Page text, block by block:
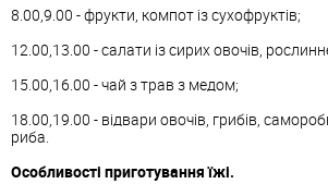
8.00,9.00 - фрукти, компот із сухофруктів;
12.00,13.00 - салати із сирих овочів,
15.00,16.00 - чай ​​з трав з медом;
18.00,19.00 - відвари овочів, грибів,
риба.
Особливості приготування їжі.